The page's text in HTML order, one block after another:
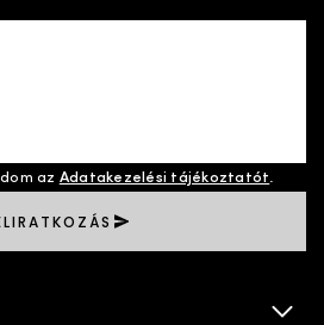
az Adatakezelési tájékoztatót.